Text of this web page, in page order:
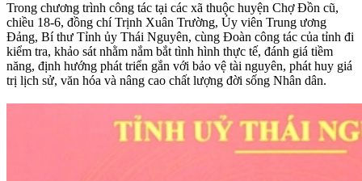
Trong chương trình công tác tại các xã thuộc huyện Chợ Đồn cũ,
chiều 18-6, đồng chí Trịnh Xuân Trường, Ủy viên Trung ương
Đảng, Bí thư Tỉnh ủy Thái Nguyên, cùng Đoàn công tác của tỉnh đi
kiểm tra, khảo sát nhằm nắm bắt tình hình thực tế, đánh giá tiềm
năng, định hướng phát triển gắn với bảo vệ tài nguyên, phát huy giá
trị lịch sử, văn hóa và nâng cao chất lượng đời sống Nhân dân.